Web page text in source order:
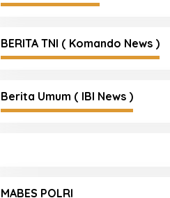
BERITA TNI ( Komando News )
Berita Umum ( IBI News )
MABES POLRI